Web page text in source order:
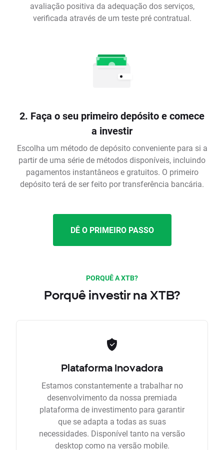
avaliação positiva da adequação dos serviços,
verificada através de um teste pré contratual.
2. Faça o seu primeiro depósito e comece
a investir
Escolha um método de depósito conveniente para si a
partir de uma série de métodos disponíveis, incluindo
pagamentos instantâneos e gratuitos. O primeiro
depósito terá de ser feito por transferência bancária.
DÊ O PRIMEIRO PASSO
PORQUÊ A XTB?
Porquê investir na XTB?
Plataforma Inovadora
Estamos constantemente a trabalhar no
desenvolvimento da nossa premiada
plataforma de investimento para garantir
que se adapta a todas as suas
necessidades. Disponível tanto na versão
desktop como na versão mobile.